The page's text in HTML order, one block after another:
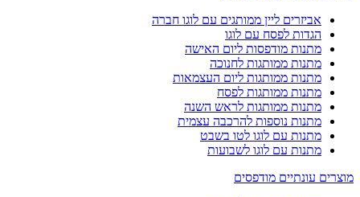
אביזרים ליין ממותגים עם לוגו חברה
הגדות לפסח עם לוגו
מתנות מודפסות ליום האישה
מתנות ממותגות לחנוכה
מתנות ממותגות ליום העצמאות
מתנות ממותגות לפסח
מתנות ממותגות לראש השנה
מתנות נוספות להרכבה עצמית
מתנות עם לוגו לטו בשבט
מתנות עם לוגו לשבועות
מוצרים עונתיים מודפסים